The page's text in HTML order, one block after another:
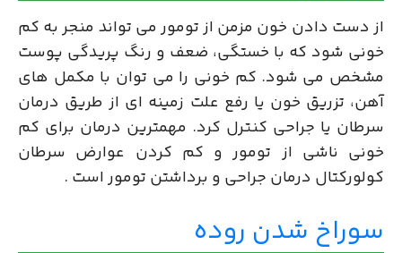
از دست دادن خون مزمن از تومور می تواند منجر به کم
خونی شود که با خستگی، ضعف و رنگ پریدگی پوست
مشخص می شود. کم خونی را می توان با مکمل های
آهن، تزریق خون یا رفع علت زمینه ای از طریق درمان
سرطان یا جراحی کنترل کرد. مهمترین درمان برای کم
خونی ناشی از تومور و کم کردن عوارض سرطان
کولورکتال درمان جراحی و برداشتن تومور است .
سوراخ شدن روده